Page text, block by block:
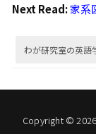
Next Read:家
わが研究室の英語
Copyright ©